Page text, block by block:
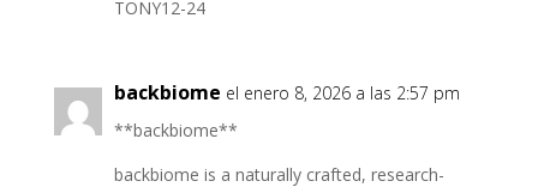
TONY12-24
backbiome el enero 8, 2026 a las 2:57 pm
**backbiome**
backbiome is a naturally crafted, research-